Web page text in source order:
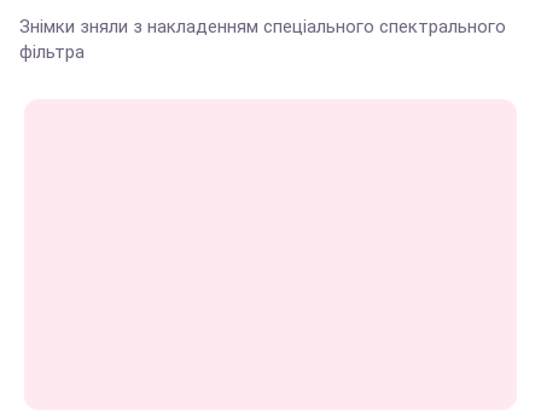
Знімки зняли з накладенням спеціального спектрального
фільтра